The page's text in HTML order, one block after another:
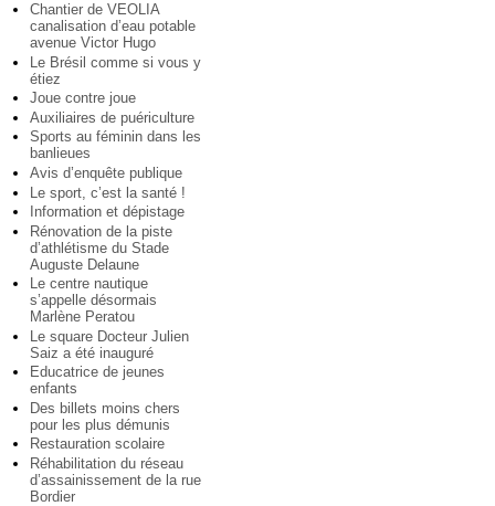
Chantier de VEOLIA
canalisation d’eau potable
avenue Victor Hugo
Le Brésil comme si vous y
étiez
Joue contre joue
Auxiliaires de puériculture
Sports au féminin dans les
banlieues
Avis d’enquête publique
Le sport, c’est la santé !
Information et dépistage
Rénovation de la piste
d’athlétisme du Stade
Auguste Delaune
Le centre nautique
s’appelle désormais
Marlène Peratou
Le square Docteur Julien
Saiz a été inauguré
Educatrice de jeunes
enfants
Des billets moins chers
pour les plus démunis
Restauration scolaire
Réhabilitation du réseau
d’assainissement de la rue
Bordier